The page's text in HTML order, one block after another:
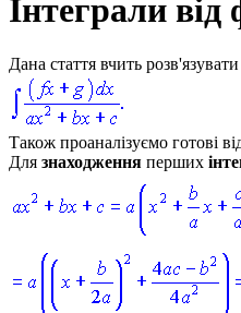
Інтеграли
Дана стаття вчить
Також проаналізуємо готові
Для знаходження перших